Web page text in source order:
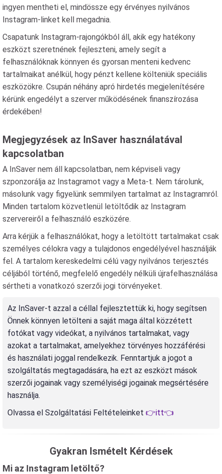
ingyen mentheti el, mindössze egy érvényes nyilvános
Instagram-linket kell megadnia.
Csapatunk Instagram-rajongókból áll, akik egy hatékony
eszközt szeretnének fejleszteni, amely segít a
felhasználóknak könnyen és gyorsan menteni kedvenc
tartalmaikat anélkül, hogy pénzt kellene költeniük speciális
eszközökre. Csupán néhány apró hirdetés megjelenítésére
kérünk engedélyt a szerver működésének finanszírozása
érdekében!
Megjegyzések az InSaver használatával
kapcsolatban
A InSaver nem áll kapcsolatban, nem képviseli vagy
szponzorálja az Instagramot vagy a Meta-t. Nem tárolunk,
másolunk vagy figyelünk semmilyen tartalmat az Instagramról.
Minden tartalom közvetlenül letöltődik az Instagram
szervereiről a felhasználó eszközére.
Arra kérjük a felhasználókat, hogy a letöltött tartalmakat csak
személyes célokra vagy a tulajdonos engedélyével használják
fel. A tartalom kereskedelmi célú vagy nyilvános terjesztés
céljából történő, megfelelő engedély nélküli újrafelhasználása
sértheti a vonatkozó szerzői jogi törvényeket.
Az InSaver-t azzal a céllal fejlesztettük ki, hogy segítsen
Önnek könnyen letölteni a saját maga által közzétett
fotókat vagy videókat, a nyilvános tartalmakat, vagy
azokat a tartalmakat, amelyekhez törvényes hozzáférési
és használati joggal rendelkezik. Fenntartjuk a jogot a
szolgáltatás megtagadására, ha ezt az eszközt mások
szerzői jogainak vagy személyiségi jogainak megsértésére
használja.
Olvassa el Szolgáltatási Feltételeinket 👉itt👈
Gyakran Ismételt Kérdések
Mi az Instagram letöltő?